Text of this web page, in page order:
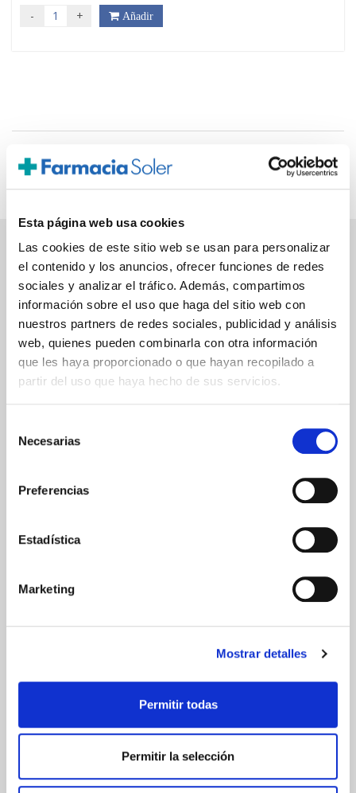
Esta página web usa cookies
Las cookies de este sitio web se usan para personalizar
el contenido y los anuncios, ofrecer funciones de redes
sociales y analizar el tráfico. Además, compartimos
información sobre el uso que haga del sitio web con
nuestros partners de redes sociales, publicidad y análisis
web, quienes pueden combinarla con otra información
que les haya proporcionado o que hayan recopilado a
partir del uso que haya hecho de sus servicios.
Necesarias
Preferencias
Estadística
Marketing
Mostrar detalles
Permitir todas
Permitir la selección
- + Añadir
Página 1 de 1, mostrando 2 resultados de 2 en total,
comenzando por la fila 1 y terminando por 2
PAGO SEGURO
Tarjeta de crédito/débito
Transferencia bancaria
ENVIOS Y DESTINOS
Islas Canarias
24/48h